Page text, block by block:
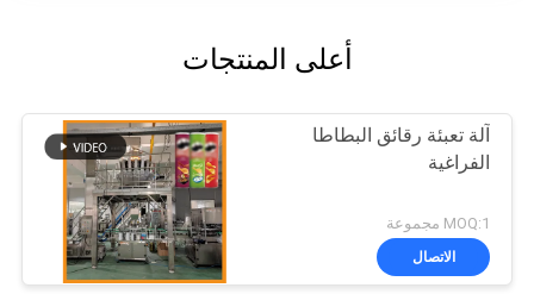
أعلى المنتجات
آلة تعبئة رقائق البطاطا
الفراغية
MOQ:1 مجموعة
الاتصال